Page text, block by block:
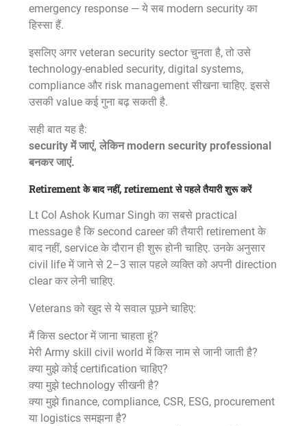
emergency response — ये सब modern security का
हिस्सा हैं.
इसलिए अगर veteran security sector चुनता है, तो उसे
technology-enabled security, digital systems,
compliance और risk management सीखना चाहिए. इससे
उसकी value कई गुना बढ़ सकती है.
सही बात यह है:
security में जाएं, लेकिन modern security professional
बनकर जाएं.
Retirement के बाद नहीं, retirement से पहले तैयारी शुरू करें
Lt Col Ashok Kumar Singh का सबसे practical
message है कि second career की तैयारी retirement के
बाद नहीं, service के दौरान ही शुरू होनी चाहिए. उनके अनुसार
civil life में जाने से 2–3 साल पहले व्यक्ति को अपनी direction
clear कर लेनी चाहिए.
Veterans को खुद से ये सवाल पूछने चाहिए:
मैं किस sector में जाना चाहता हूं?
मेरी Army skill civil world में किस नाम से जानी जाती है?
क्या मुझे कोई certification चाहिए?
क्या मुझे technology सीखनी है?
क्या मुझे finance, compliance, CSR, ESG, procurement
या logistics समझना है?